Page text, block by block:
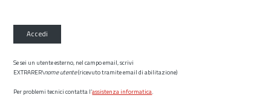
Accedi
Se sei un utente esterno, nel campo email, scrivi
EXTRARER\nome utente(ricevuto tramite email di abilitazione)
Per problemi tecnici contatta l’assistenza informatica.